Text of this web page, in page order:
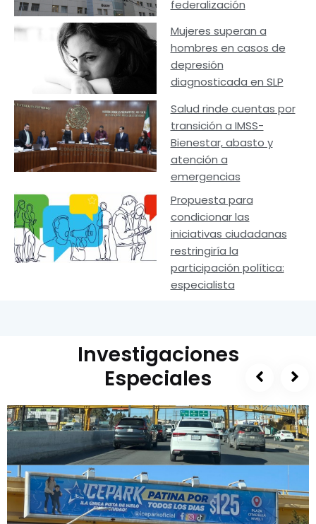
federalización
Mujeres superan a
hombres en casos de
depresión
diagnosticada en SLP
Salud rinde cuentas por
transición a IMSS-
Bienestar, abasto y
atención a
emergencias
Propuesta para
condicionar las
iniciativas ciudadanas
restringiría la
participación política:
especialista
Investigaciones
Especiales